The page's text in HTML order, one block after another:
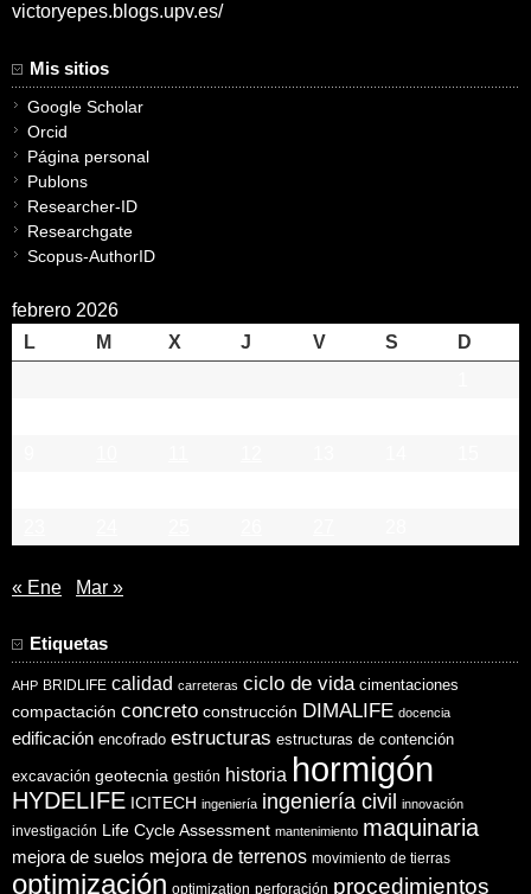
victoryepes.blogs.upv.es/
Mis sitios
Google Scholar
Orcid
Página personal
Publons
Researcher-ID
Researchgate
Scopus-AuthorID
febrero 2026
L
M X J V S
D
« Ene Mar »
Etiquetas
AHP BRIDLIFE calidad carreteras ciclo de vida cimentaciones
compactación concreto construcción DIMALIFE docencia
edificación encofrado estructuras estructuras de contención
excavación geotecnia gestión historia hormigón
HYDELIFE ICITECH ingeniería ingeniería civil innovación
investigación Life Cycle Assessment mantenimiento maquinaria
mejora de suelos mejora de terrenos movimiento de tierras
optimización optimization perforación procedimientos